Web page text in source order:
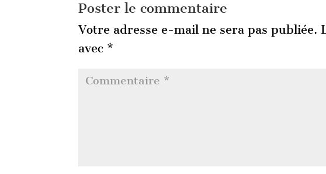
Poster le commentaire
Votre adresse e-mail ne sera pas publiée.
avec *